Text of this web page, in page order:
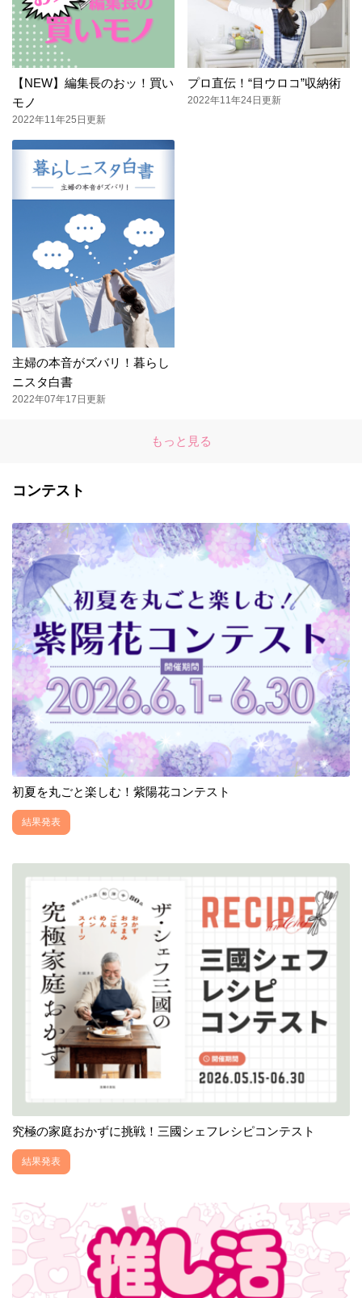
【NEW】編集長のおッ！買い
モノ
2022年11年25日更新
プロ直伝！“目ウロコ”収納術
2022年11年24日更新
主婦の本音がズバリ！暮らし
ニスタ白書
2022年07年17日更新
もっと見る
コンテスト
初夏を丸ごと楽しむ！紫陽花コンテスト
結果発表
究極の家庭おかずに挑戦！三國シェフレシピコンテスト
結果発表